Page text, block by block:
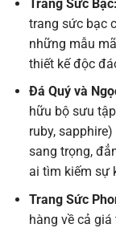
Trang Sức Bạc:
trang sức bạc
những mẫu
thiết kế độc
Đá Quý và
hữu bộ sưu
ruby,
sang trọng,
ai tìm kiếm sự
Trang Sức
hàng về cả